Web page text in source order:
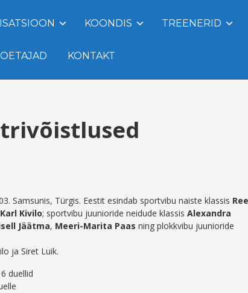
KOONDIS TREENERID
KONTAKT
Samsunis, Türgis. Eestit esindab sportvibu naiste klassis
Karl Kivilo; sportvibu juunioride neidude klassis Alexandra
Jäätma, Meeri-Marita Paas ning plokkvibu juunioride
ja Siret Luik.
duellid